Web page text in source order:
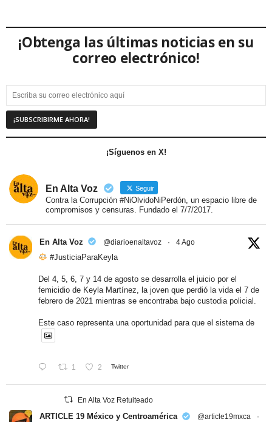
¡Obtenga las últimas noticias en su
correo electrónico!
¡Síguenos en X!
En Alta Voz Seguir
Contra la Corrupción #NiOlvidoNiPerdón, un espacio libre de
compromisos y censuras. Fundado el 7/7/2017.
En Alta Voz @diarioenaltavoz · 4 Ago
#JusticiaParaKeyla
Del 4, 5, 6, 7 y 14 de agosto se desarrolla el juicio por el
femicidio de Keyla Martínez, la joven que perdió la vida el 7 de
febrero de 2021 mientras se encontraba bajo custodia policial.
Este caso representa una oportunidad para que el sistema de
1 2 Twitter
En Alta Voz Retuiteado
ARTICLE 19 México y Centroamérica @article19mxca ·